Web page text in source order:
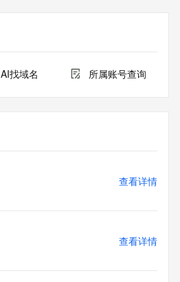
AI找域名 所属账号查询
查看详情
查看详情